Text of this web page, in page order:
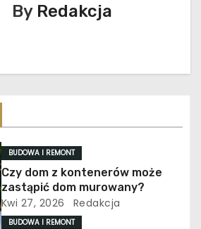
By Redakcja
BUDOWA I REMONT
Czy dom z kontenerów może
zastąpić dom murowany?
Kwi 27, 2026 Redakcja
BUDOWA I REMONT